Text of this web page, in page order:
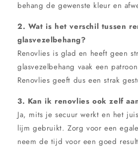
behang de gewenste kleur en
2. Wat is het verschil tussen
glasvezelbehang?
Renovlies is glad en heeft geen
glasvezelbehang vaak een
Renovlies geeft dus een strak
3. Kan ik renovlies ook zelf
Ja, mits je secuur werkt en het
lijm gebruikt. Zorg voor een
neem de tijd voor een goed